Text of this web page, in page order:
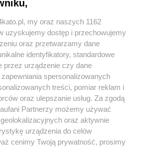
1 / 0
regulamin korzystania z portali
Skontakuj sięz nami
Kontakt
Wydawca
Redakcja
my oraz naszych 1162
uzyskujemy dostęp i przechowujemy
oraz przetwarzamy dane
identyfikatory, standardowe
przez urządzenie czy dane
spersonalizowanych
treści, pomiar reklam i
oraz ulepszanie usług. Za zgodą
Partnerzy możemy używać
oraz aktywnie
urządzenia do celów
cenimy Twoją prywatność, prosimy